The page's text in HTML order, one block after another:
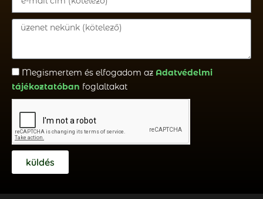
Megismertem és elfogadom az Adatvédelmi
tájékoztatóban foglaltakat
küldés